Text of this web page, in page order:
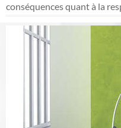
conséquences quant à la